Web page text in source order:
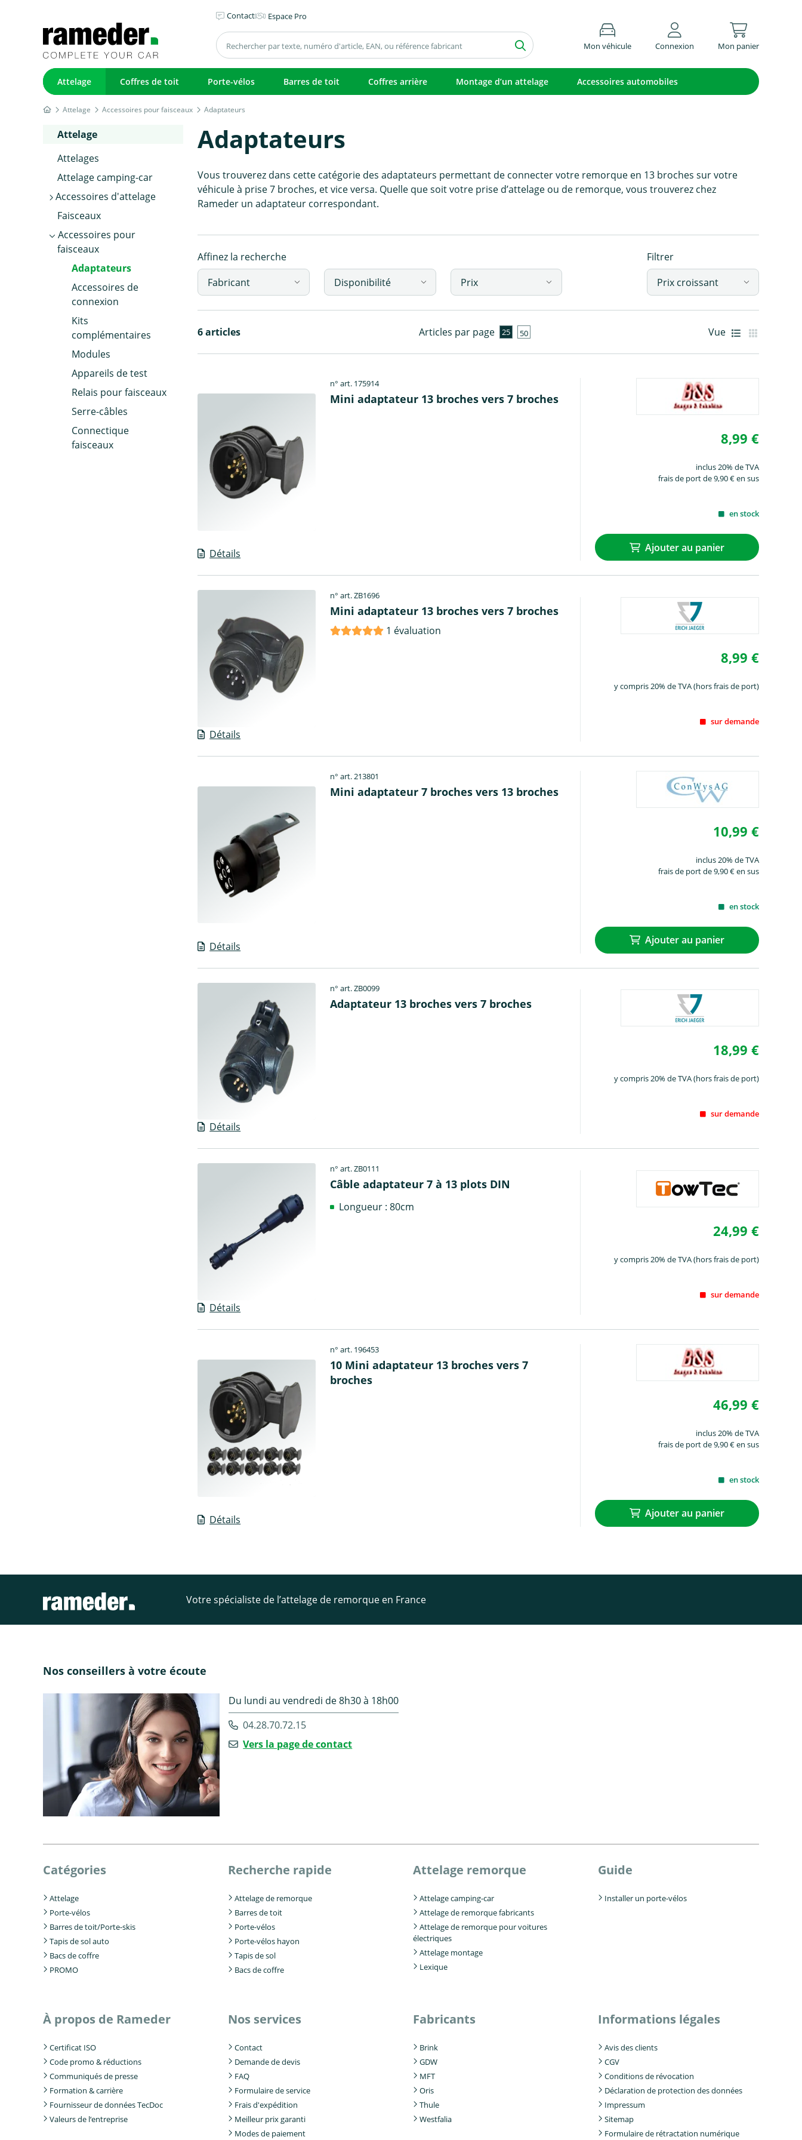
Contact Espace Pro
Mon véhicule Connexion Mon panier
Attelage Coffres de toit Porte-vélos Barres de toit Coffres arrière Montage d’un attelage Accessoires automobiles
Attelage Accessoires pour faisceaux Adaptateurs
Attelage
Attelages
Attelage camping-car
Accessoires d'attelage
Faisceaux
Accessoires pour
faisceaux
Adaptateurs
Accessoires de
connexion
Kits
complémentaires
Modules
Appareils de test
Relais pour faisceaux
Serre-câbles
Connectique
faisceaux
Adaptateurs
Vous trouverez dans cette catégorie des adaptateurs permettant de connecter votre remorque en 13 broches sur votre
véhicule à prise 7 broches, et vice versa. Quelle que soit votre prise d’attelage ou de remorque, vous trouverez chez
Rameder un adaptateur correspondant.
Affinez la recherche
Fabricant
Disponibilité Prix
Filtrer
6 articles Articles par page 25 50
Vue
Détails
n° art. 175914
Mini adaptateur 13 broches vers 7 broches
8,99 €
inclus 20% de TVA
frais de port de 9,90 € en sus
en stock
Ajouter au panier
Détails
n° art. ZB1696
Mini adaptateur 13 broches vers 7 broches
1 évaluation
8,99 €
y compris 20% de TVA (hors frais de port)
sur demande
Détails
n° art. 213801
Mini adaptateur 7 broches vers 13 broches
10,99 €
inclus 20% de TVA
frais de port de 9,90 € en sus
en stock
Ajouter au panier
Détails
n° art. ZB0099
Adaptateur 13 broches vers 7 broches
18,99 €
y compris 20% de TVA (hors frais de port)
sur demande
Détails
n° art. ZB0111
Câble adaptateur 7 à 13 plots DIN
Longueur : 80cm
24,99 €
y compris 20% de TVA (hors frais de port)
sur demande
Détails
n° art. 196453
10 Mini adaptateur 13 broches vers 7
broches
46,99 €
inclus 20% de TVA
frais de port de 9,90 € en sus
en stock
Ajouter au panier
Votre spécialiste de l’attelage de remorque en France
Nos conseillers à votre écoute
Du lundi au vendredi de 8h30 à 18h00
04.28.70.72.15
Vers la page de contact
Catégories
Attelage
Porte-vélos
Barres de toit/Porte-skis
Tapis de sol auto
Bacs de coffre
PROMO
Recherche rapide
Attelage de remorque
Barres de toit
Porte-vélos
Porte-vélos hayon
Tapis de sol
Bacs de coffre
Attelage remorque
Attelage camping-car
Attelage de remorque fabricants
Attelage de remorque pour voitures
électriques
Attelage montage
Lexique
Guide
Installer un porte-vélos
À propos de Rameder
Certificat ISO
Code promo & réductions
Communiqués de presse
Formation & carrière
Fournisseur de données TecDoc
Valeurs de l‘entreprise
Nos services
Contact
Demande de devis
FAQ
Formulaire de service
Frais d'expédition
Meilleur prix garanti
Modes de paiement
Fabricants
Brink
GDW
MFT
Oris
Thule
Westfalia
Informations légales
Avis des clients
CGV
Conditions de révocation
Déclaration de protection des données
Impressum
Sitemap
Formulaire de rétractation numérique